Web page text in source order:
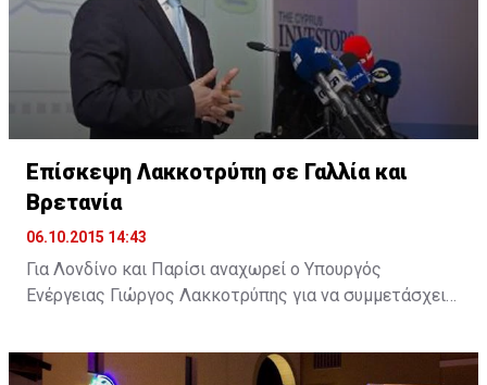
Επίσκεψη Λακκοτρύπη σε Γαλλία και
Βρετανία
06.10.2015 14:43
Για Λονδίνο και Παρίσι αναχωρεί ο Υπουργός
Ενέργειας Γιώργος Λακκοτρύπης για να συμμετάσχει
επενδύσεων στην Κύπρο, ενώ θα έχει επαφές και με
εκπροσώπους ενεργειακών κολοσσών.